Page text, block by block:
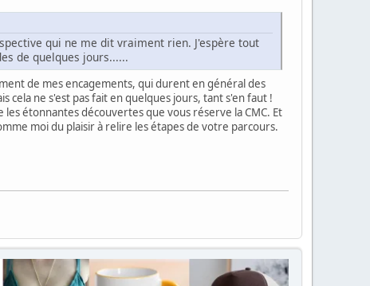
qui ne me dit vraiment rien. J'espère tout
de quelques jours......
de mes encagements, qui durent en général des
ne s'est pas fait en quelques jours, tant s'en faut !
étonnantes découvertes que vous réserve la CMC. Et
moi du plaisir à relire les étapes de votre parcours.